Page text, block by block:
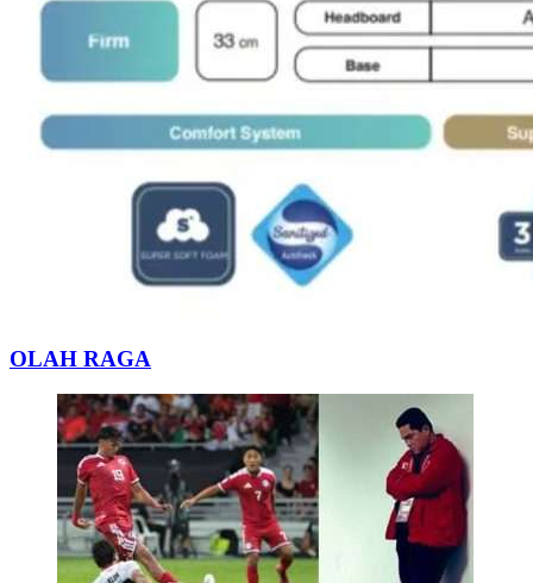
OLAH RAGA